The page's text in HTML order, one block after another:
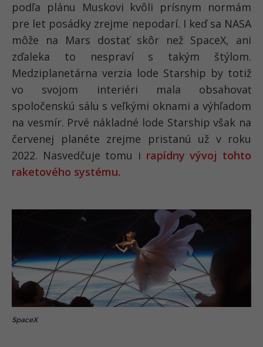
podľa plánu Muskovi kvôli prísnym normám
pre let posádky zrejme nepodarí. I keď sa NASA
môže na Mars dostať skôr než SpaceX, ani
zďaleka to nespraví s takým štýlom.
Medziplanetárna verzia lode Starship by totiž
vo svojom interiéri mala obsahovať
spoločenskú sálu s veľkými oknami a výhľadom
na vesmír. Prvé nákladné lode Starship však na
červenej planéte zrejme pristanú už v roku
2022. Nasvedčuje tomu i rapídny vývoj tohto
raketového systému.
SpaceX